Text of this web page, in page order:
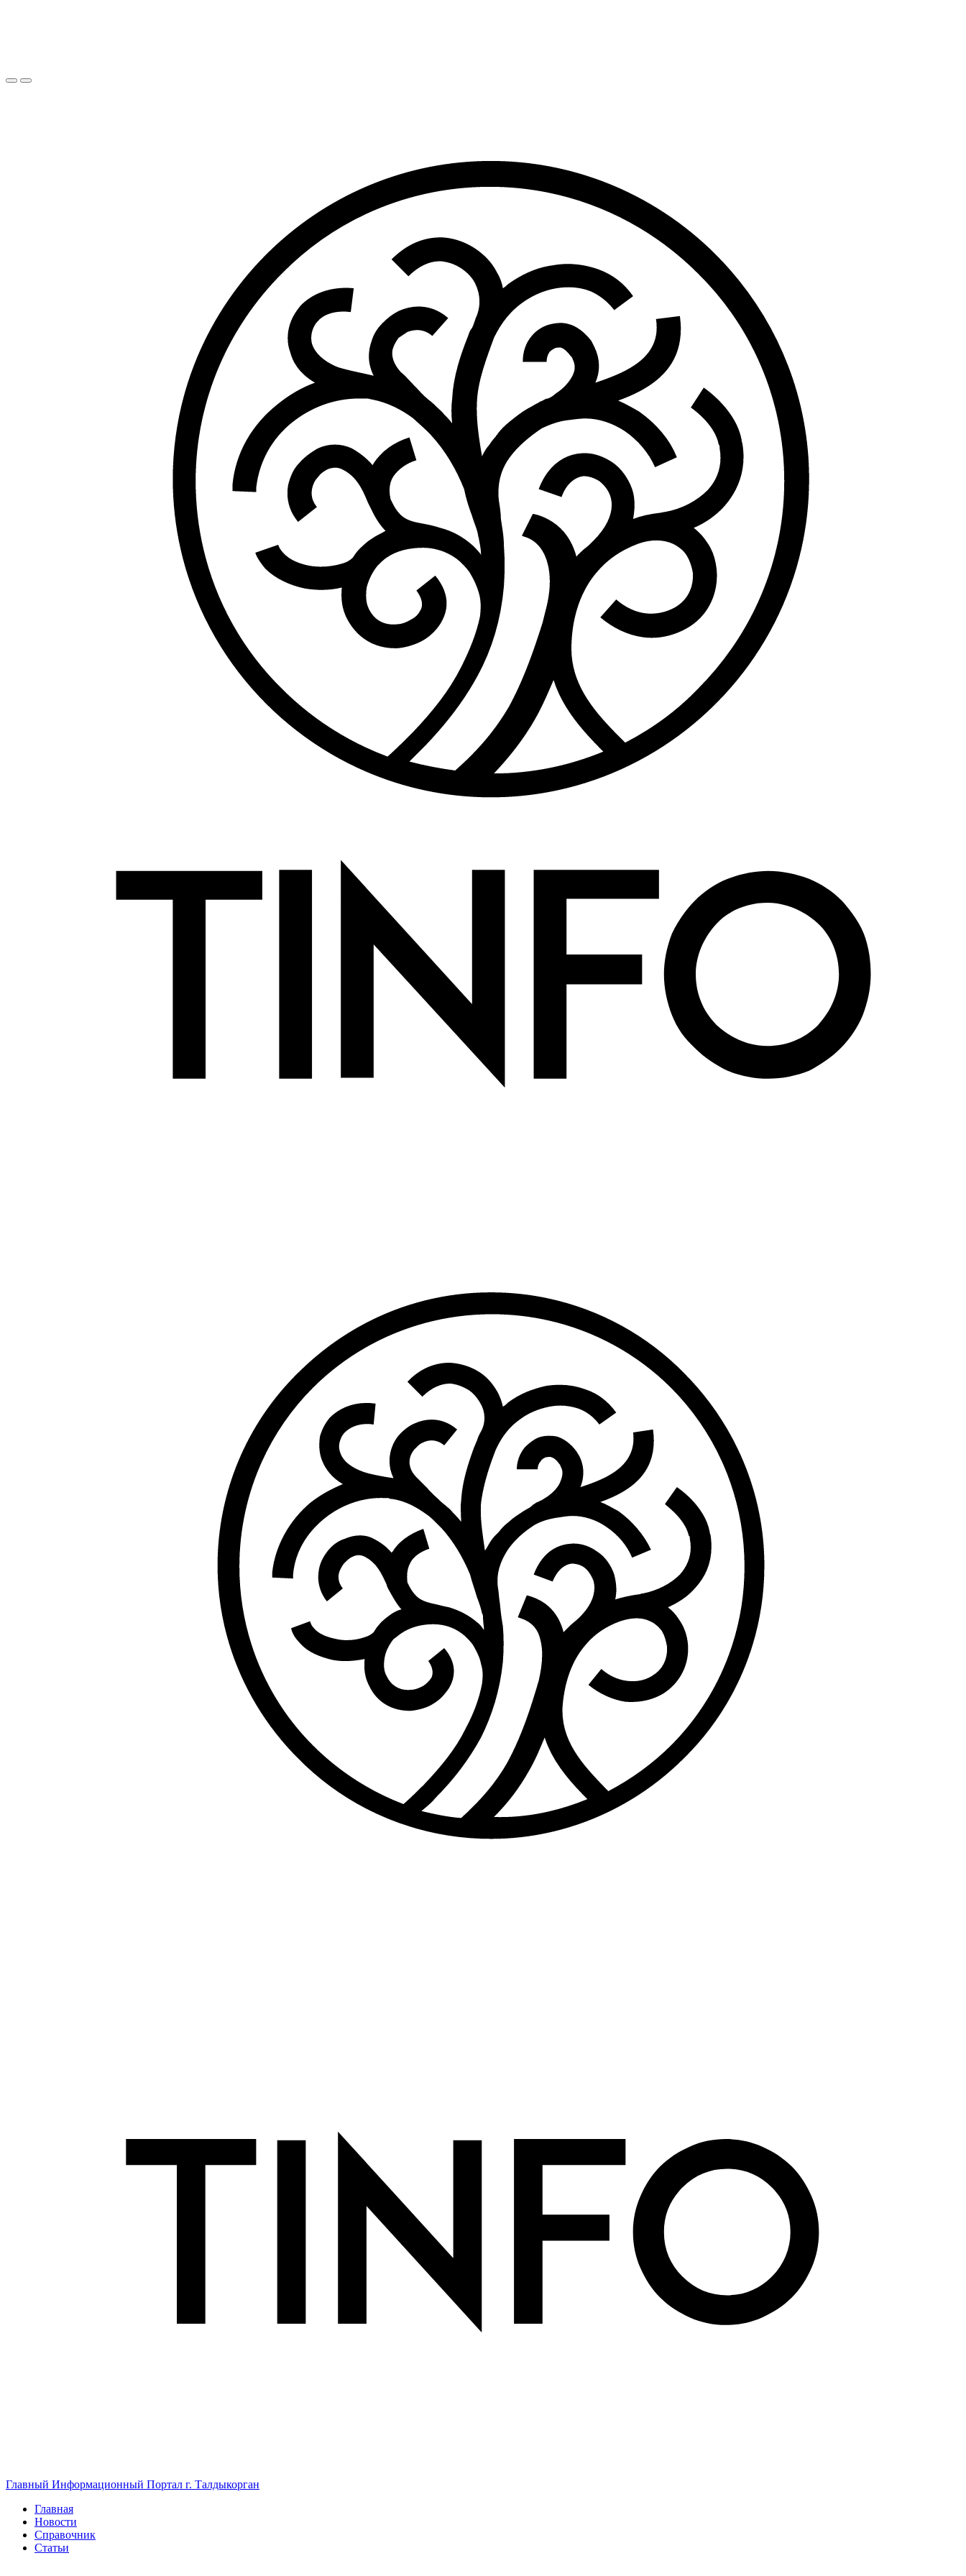
Главный Информационный Портал г. Талдыкорган
Главная
Новости
Справочник
Статьи